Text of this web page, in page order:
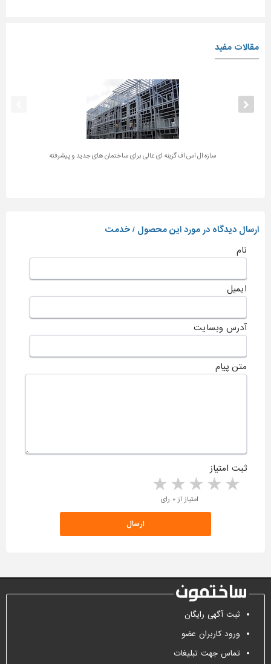
مقالات مفید
سازه ال اس اف گزینه ای عالی برای ساختمان های جدید و پیشرفته
ارسال دیدگاه در مورد این محصول / خدمت
نام
ایمیل
آدرس وبسایت
متن پیام
ثبت امتیاز
4 stars 3 stars 2 stars 1 star امتیاز از ۰ رای
ثبت آگهی رایگان
ورود کاربران عضو
تماس جهت تبلیغات